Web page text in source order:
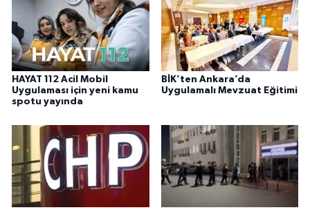
HAYAT 112 Acil Mobil
Uygulaması için yeni kamu
spotu yayında
BİK’ten Ankara’da
Uygulamalı Mevzuat Eğitimi